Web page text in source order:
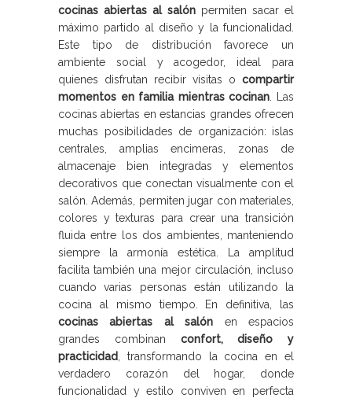
cocinas abiertas al salón permiten sacar el
máximo partido al diseño y la funcionalidad.
Este tipo de distribución favorece un
ambiente social y acogedor, ideal para
quienes disfrutan recibir visitas o compartir
momentos en familia mientras cocinan . Las
cocinas abiertas en estancias grandes ofrecen
muchas posibilidades de organización: islas
centrales, amplias encimeras, zonas de
almacenaje bien integradas y elementos
decorativos que conectan visualmente con el
salón. Además, permiten jugar con materiales,
colores y texturas para crear una transición
fluida entre los dos ambientes, manteniendo
siempre la armonía estética. La amplitud
facilita también una mejor circulación, incluso
cuando varias personas están utilizando la
cocina al mismo tiempo. En definitiva, las
cocinas abiertas al salón en espacios
grandes combinan confort, diseño y
practicidad
, transformando la cocina en el
verdadero corazón del hogar, donde
funcionalidad y estilo conviven en perfecta